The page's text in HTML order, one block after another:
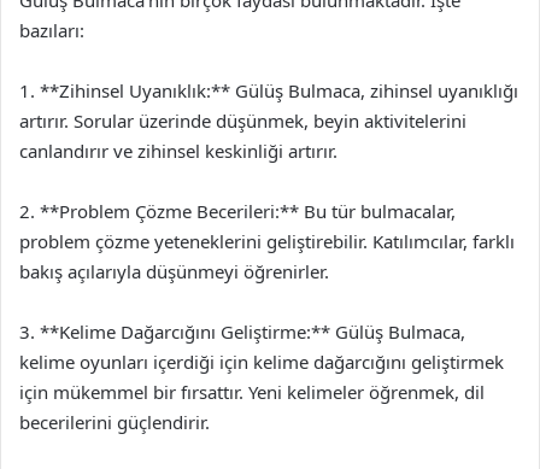
bazıları:
1. **Zihinsel Uyanıklık:** Gülüş Bulmaca, zihinsel uyanıklığı
artırır. Sorular üzerinde düşünmek, beyin aktivitelerini
canlandırır ve zihinsel keskinliği artırır.
2. **Problem Çözme Becerileri:** Bu tür bulmacalar,
problem çözme yeteneklerini geliştirebilir. Katılımcılar, farklı
bakış açılarıyla düşünmeyi öğrenirler.
3. **Kelime Dağarcığını Geliştirme:** Gülüş Bulmaca,
kelime oyunları içerdiği için kelime dağarcığını geliştirmek
için mükemmel bir fırsattır. Yeni kelimeler öğrenmek, dil
becerilerini güçlendirir.